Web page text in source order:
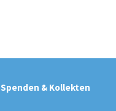
Spenden & Kollekten